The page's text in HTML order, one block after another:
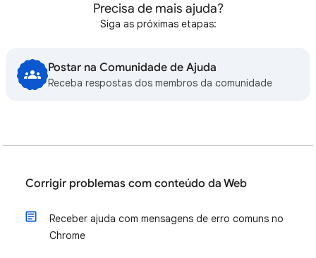
Precisa de mais ajuda?
Siga as próximas etapas:
Postar na Comunidade de Ajuda
Receba respostas dos membros da comunidade
Corrigir problemas com conteúdo da Web
Receber ajuda com mensagens de erro comuns no
Chrome